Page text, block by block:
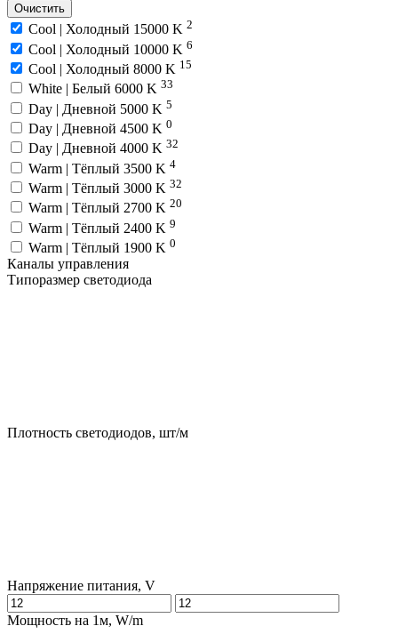
Очистить
Cool | Холодный 15000 K 2
Cool | Холодный 10000 K 6
Cool | Холодный 8000 K 15
White | Белый 6000 K 33
Day | Дневной 5000 K 5
Day | Дневной 4500 K 0
Day | Дневной 4000 K 32
Warm | Тёплый 3500 K 4
Warm | Тёплый 3000 K 32
Warm | Тёплый 2700 K 20
Warm | Тёплый 2400 K 9
Warm | Тёплый 1900 K 0
Каналы управления
Типоразмер светодиода
Плотность светодиодов, шт/м
Напряжение питания, V
Мощность на 1м, W/m